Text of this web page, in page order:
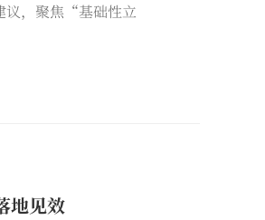
议，聚焦“基础性立
地见效